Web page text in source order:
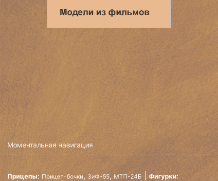
Моментальная навигация
Прицепы: Прицеп-бочки, ЗиФ-55, МТП-24Б Фигурки: